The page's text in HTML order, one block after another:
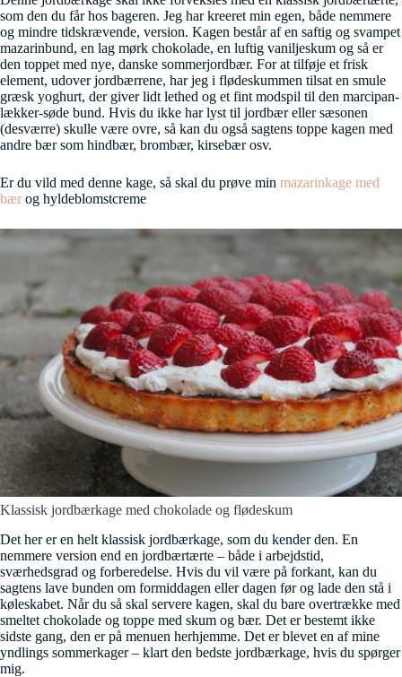
som den du får hos bageren. Jeg har kreeret min egen, både nemmere
og mindre tidskrævende, version. Kagen består af en saftig og svampet
mazarinbund, en lag mørk chokolade, en luftig vaniljeskum og så er
den toppet med nye, danske sommerjordbær. For at tilføje et frisk
element, udover jordbærrene, har jeg i flødeskummen tilsat en smule
græsk yoghurt, der giver lidt lethed og et fint modspil til den marcipan-
lækker-søde bund. Hvis du ikke har lyst til jordbær eller sæsonen
(desværre) skulle være ovre, så kan du også sagtens toppe kagen med
andre bær som hindbær, brombær, kirsebær osv.
Er du vild med denne kage, så skal du prøve min mazarinkage med
bær og hyldeblomstcreme
Klassisk jordbærkage med chokolade og flødeskum
Det her er en helt klassisk jordbærkage, som du kender den. En
nemmere version end en jordbærtærte – både i arbejdstid,
sværhedsgrad og forberedelse. Hvis du vil være på forkant, kan du
sagtens lave bunden om formiddagen eller dagen før og lade den stå i
køleskabet. Når du så skal servere kagen, skal du bare overtrække med
smeltet chokolade og toppe med skum og bær. Det er bestemt ikke
sidste gang, den er på menuen herhjemme. Det er blevet en af mine
yndlings sommerkager – klart den bedste jordbærkage, hvis du spørger
mig.